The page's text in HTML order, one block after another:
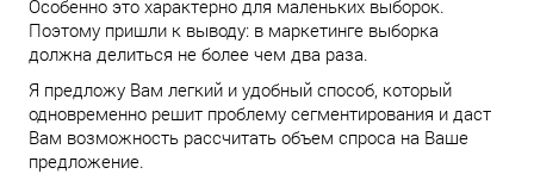
Особенно это характерно для маленьких выборок.
Поэтому пришли к выводу: в маркетинге выборка
должна делиться не более чем два раза.
Я предложу Вам легкий и удобный способ, который
одновременно решит проблему сегментирования и даст
Вам возможность рассчитать объем спроса на Ваше
предложение.